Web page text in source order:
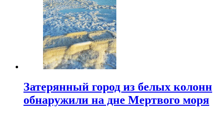
Затерянный город из белых колонн
обнаружили на дне Мертвого моря